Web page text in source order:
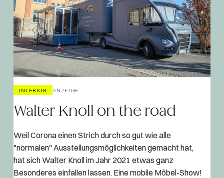
INTERIOR ANZEIGE
Walter Knoll on the road
Weil Corona einen Strich durch so gut wie alle
"normalen" Ausstellungsmöglichkeiten gemacht hat,
hat sich Walter Knoll im Jahr 2021 etwas ganz
Besonderes einfallen lassen. Eine mobile Möbel-Show!